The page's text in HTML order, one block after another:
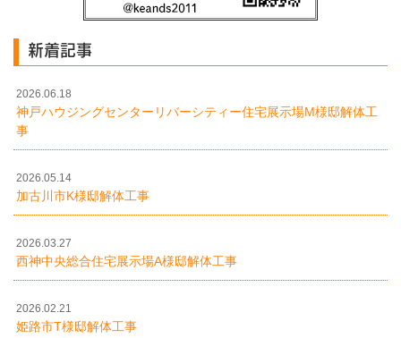
新着記事
2026.06.18
神戸ハウジングセンターリバーシティー住宅展示場M様邸解体工
事
2026.05.14
加古川市K様邸解体工事
2026.03.27
西神中央総合住宅展示場A様邸解体工事
2026.02.21
姫路市T様邸解体工事